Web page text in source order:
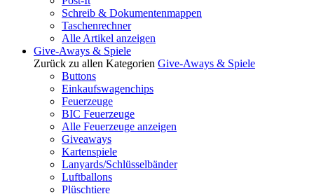
Schreib & Dokumentenmappen
Taschenrechner
Alle Artikel anzeigen
Give-Aways & Spiele
Zurück zu allen Kategorien Give-Aways & Spiele
Buttons
Einkaufswagenchips
Feuerzeuge
BIC Feuerzeuge
Alle Feuerzeuge anzeigen
Giveaways
Kartenspiele
Lanyards/Schlüsselbänder
Luftballons
Plüschtiere